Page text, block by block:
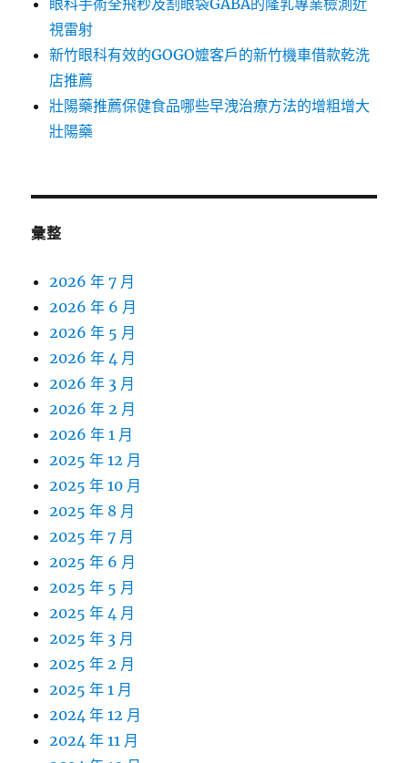
眼科手術全飛秒及割眼袋GABA的隆乳專業檢測近
視雷射
新竹眼科有效的GOGO嬤客戶的新竹機車借款乾洗
店推薦
壯陽藥推薦保健食品哪些早洩治療方法的增粗增大
壯陽藥
彙整
2026 年 7 月
2026 年 6 月
2026 年 5 月
2026 年 4 月
2026 年 3 月
2026 年 2 月
2026 年 1 月
2025 年 12 月
2025 年 10 月
2025 年 8 月
2025 年 7 月
2025 年 6 月
2025 年 5 月
2025 年 4 月
2025 年 3 月
2025 年 2 月
2025 年 1 月
2024 年 12 月
2024 年 11 月